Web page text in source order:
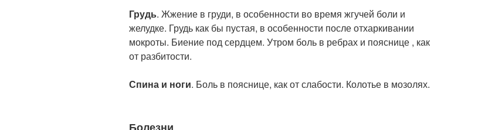
Грудь. Жжение в груди, в особенности во время жгучей боли и
желудке. Грудь как бы пустая, в особенности после отхаркивании
мокроты. Биение под сердцем. Утром боль в ребрах и пояснице , как
от разбитости.
Спина и ноги. Боль в пояснице, как от слабости. Колотье в мозолях.
Болезни